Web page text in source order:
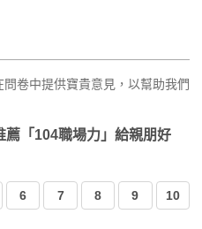
卷中提供寶貴意見，以幫助我們
薦「104職場力」給親朋好
6 7 8 9 10